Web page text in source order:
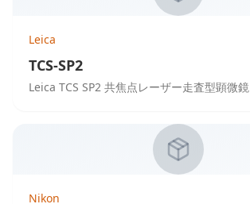
Leica
TCS-SP2
Leica TCS SP2 共焦点レーザー走査型顕微鏡
Nikon